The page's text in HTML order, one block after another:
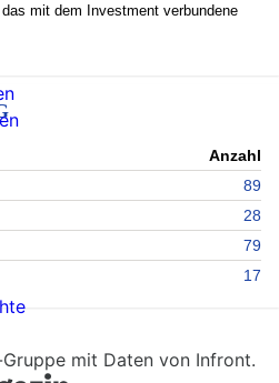
mit dem Investment verbundene
Anzahl
89
28
79
17
mit Daten von Infront.